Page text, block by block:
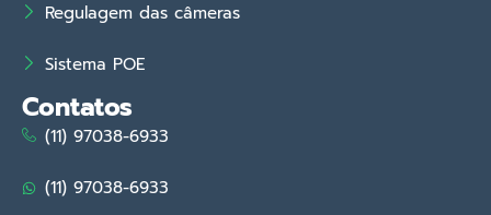
Regulagem das câmeras
Sistema POE
Contatos
(11) 97038-6933
(11) 97038-6933